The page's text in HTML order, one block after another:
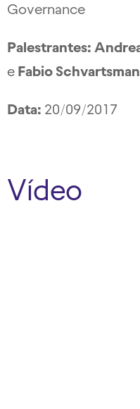
Governance
Palestrantes:
e Fabio Schvartsman
Data: 20/09/2017
Vídeo